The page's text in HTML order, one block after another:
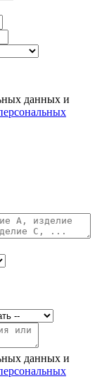
данных и
данных и